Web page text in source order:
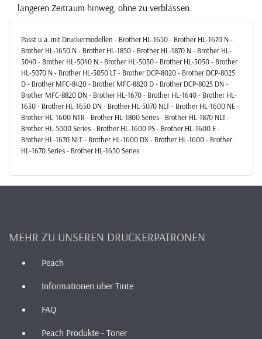
längeren Zeitraum hinweg, ohne zu verblassen.
Passt u.a. mit Druckermodellen - Brother HL-1650 - Brother HL-1670 N -
Brother HL-1650 N - Brother HL-1850 - Brother HL-1870 N - Brother HL-
5040 - Brother HL-5040 N - Brother HL-5030 - Brother HL-5050 - Brother
HL-5070 N - Brother HL-5050 LT - Brother DCP-8020 - Brother DCP-8025
D - Brother MFC-8420 - Brother MFC-8820 D - Brother DCP-8025 DN -
Brother MFC-8820 DN - Brother HL-1670 - Brother HL-1640 - Brother HL-
1630 - Brother HL-1650 DN - Brother HL-5070 NLT - Brother HL-1600 NE -
Brother HL-1600 NTR - Brother HL-1800 Series - Brother HL-1870 NLT -
Brother HL-5000 Series - Brother HL-1600 PS - Brother HL-1600 E -
Brother HL-1670 NLT - Brother HL-1600 DX - Brother HL-1600 - Brother
HL-1670 Series - Brother HL-1650 Series
MEHR ZU UNSEREN DRUCKERPATRONEN
Peach
Informationen über Tinte
FAQ
Peach Produkte - Toner